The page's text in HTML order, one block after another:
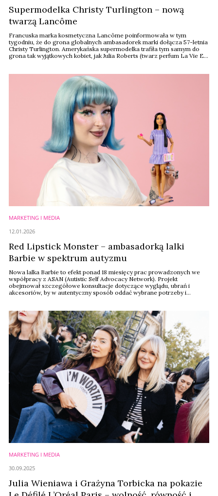
Supermodelka Christy Turlington – nową
twarzą Lancôme
Francuska marka kosmetyczna Lancôme poinformowała w tym
tygodniu, że do grona globalnych ambasadorek marki dołącza 57-letnia
Christy Turlington. Amerykańska supermodelka trafiła tym samym do
grona tak wyjątkowych kobiet, jak Julia Roberts (twarz perfum La Vie Est
MARKETING I MEDIA
Red Lipstick Monster – ambasadorką lalki
Barbie w spektrum autyzmu
Nowa lalka Barbie to efekt ponad 18 miesięcy prac prowadzonych we
współpracy z ASAN (Autistic Self Advocacy Network). Projekt
obejmował szczegółowe konsultacje dotyczące wyglądu, ubrań i
akcesoriów, by w autentyczny sposób oddać wybrane potrzeby i
12.01.2026
MARKETING I MEDIA
Julia Wieniawa i Grażyna Torbicka na pokazie
30.09.2025